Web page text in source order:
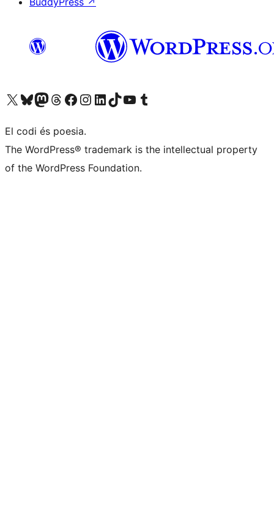
Visiteu el nostre compte X (abans Twitter)
Visiteu el nostre compte de Bluesky
Visiteu el nostre compte al Mastodon
Visiteu el nostre compte de Threads
Visiteu la nostra pàgina al Facebook
Visiteu el nostre compte d'Instagram
Visiteu el nostre compte de LinkedIn
Visiteu el nostre compte de TikTok
Visiteu el nostre canal al YouTube
Visiteu el nostre compte de Tumblr
El codi és poesia.
The WordPress® trademark is the intellectual property
of the WordPress Foundation.